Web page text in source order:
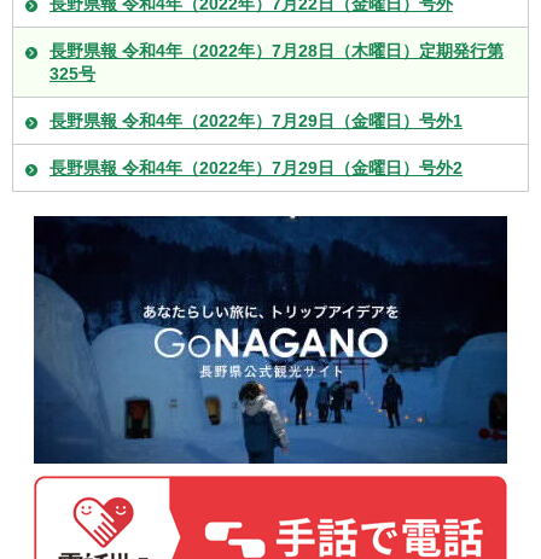
長野県報 令和4年（2022年）7月28日（木曜日）定期発行第
325号
長野県報 令和4年（2022年）7月29日（金曜日）号外1
長野県報 令和4年（2022年）7月29日（金曜日）号外2